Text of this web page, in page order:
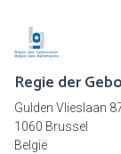
Regie der
Gulden Vlieslaan
1060 Brussel
België